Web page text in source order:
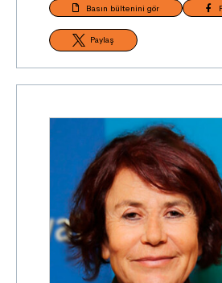
Basın bültenini gör
Paylaş